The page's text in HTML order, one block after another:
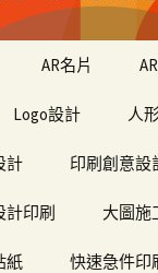
AR名片
Logo設計 人
計 印刷創意設
計印刷 大圖施
紙 快速急件印